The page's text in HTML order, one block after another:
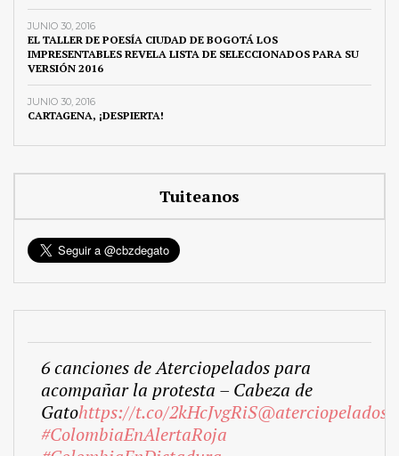
JUNIO 30, 2016
EL TALLER DE POESÍA CIUDAD DE BOGOTÁ LOS
IMPRESENTABLES REVELA LISTA DE SELECCIONADOS PARA SU
VERSIÓN 2016
JUNIO 30, 2016
CARTAGENA, ¡DESPIERTA!
Tuiteanos
6 canciones de Aterciopelados para
acompañar la protesta – Cabeza de
Gatohttps://t.co/2kHcJvgRiS@aterciopelados
#ColombiaEnAlertaRoja